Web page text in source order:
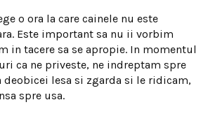
o ora la care cainele nu este
Este important sa nu ii vorbim
in tacere sa se apropie. In momentul
ca ne priveste, ne indreptam spre
deobicei lesa si zgarda si le ridicam,
spre usa.